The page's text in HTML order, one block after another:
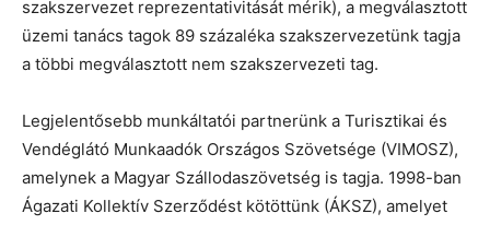
szakszervezet reprezentativitását mérik), a megválasztott
üzemi tanács tagok 89 százaléka szakszervezetünk tagja
a többi megválasztott nem szakszervezeti tag.
Legjelentősebb munkáltatói partnerünk a Turisztikai és
Vendéglátó Munkaadók Országos Szövetsége (VIMOSZ),
amelynek a Magyar Szállodaszövetség is tagja. 1998-ban
Ágazati Kollektív Szerződést kötöttünk (ÁKSZ), amelyet